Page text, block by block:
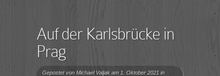
Auf der Karlsbrücke in
Prag
Gepostet von Michael Valjak am 1. Oktober 2021 in